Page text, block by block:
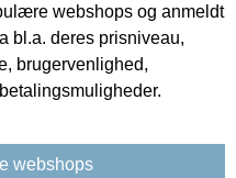
webshops og anmeldt
bl.a. deres prisniveau,
brugervenlighed,
webshops